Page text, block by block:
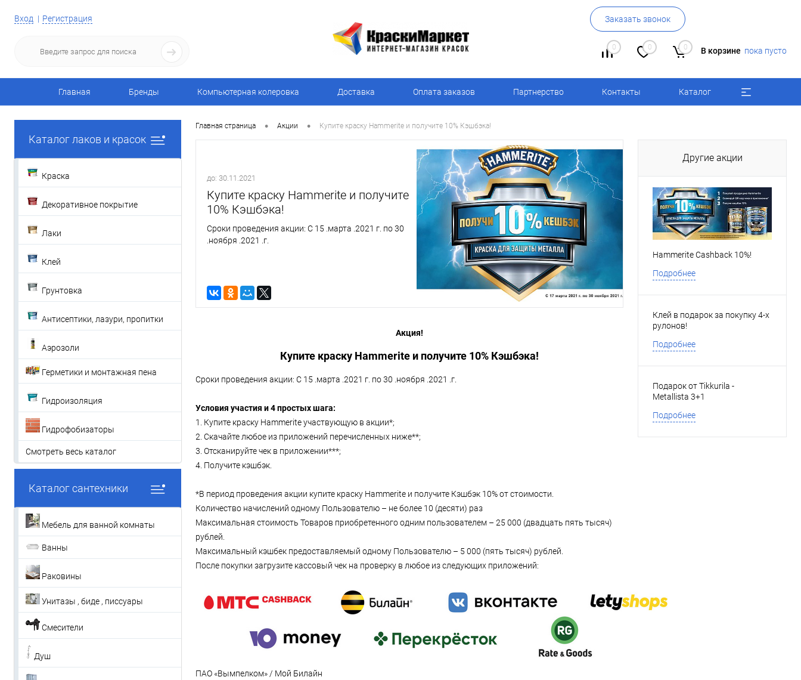
Вход Регистрация Заказать звонок
0 0 0 В корзине пока пусто
Главная Бренды Компьютерная колеровка Доставка Оплата заказов Партнерство Контакты Каталог
Каталог лаков и красок
Краска
Декоративное покрытие
Лаки
Клей
Грунтовка
Антисептики, лазури, пропитки
Аэрозоли
Герметики и монтажная пена
Гидроизоляция
Гидрофобизаторы
Смотреть весь каталог
Каталог сантехники
Мебель для ванной комнаты
Ванны
Раковины
Унитазы , биде , писсуары
Смесители
Душ
Главная страница • Акции • Купите краску Hammerite и получите 10% Кэшбэка!
до: 30.11.2021
Купите краску Hammerite и получите
10% Кэшбэка!
Сроки проведения акции: С 15 .марта .2021 г. по 30
.ноября .2021 .г.
Акция!
Купите краску Hammerite и получите 10% Кэшбэка!
Сроки проведения акции: С 15 .марта .2021 г. по 30 .ноября .2021 .г.
Условия участия и4 простых шага:
1. Купите краску Hammerite участвующую в акции*;
2. Скачайте любое из приложений перечисленных ниже**;
3. Отсканируйте чек в приложении***;
4. Получите кэшбэк.
*В период проведения акции купите краску Hammerite и получите Кэшбэк 10% от стоимости.
Количество начислений одному Пользователю – не более 10 (десяти) раз
Максимальная стоимость Товаров приобретенного одним пользователем – 25 000 (двадцать пять тысяч)
рублей.
Максимальный кэшбек предоставляемый одному Пользователю – 5 000 (пять тысяч) рублей.
После покупки загрузите кассовый чек на проверку в любое из следующих приложений:
ПАО «Вымпелком» / Мой Билайн
Другие акции
Hammerite Cashback 10%!
Подробнее
Клей в подарок за покупку 4-х
рулонов!
Подробнее
Подарок от Tikkurila -
Metallista 3+1
Подробнее